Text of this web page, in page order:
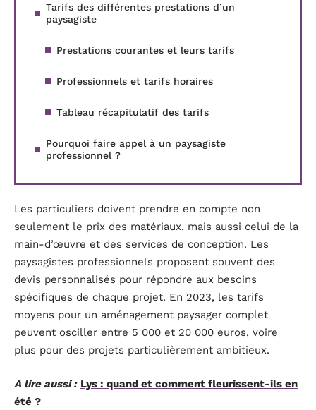
Tarifs des différentes prestations d’un
paysagiste
Prestations courantes et leurs tarifs
Professionnels et tarifs horaires
Tableau récapitulatif des tarifs
Pourquoi faire appel à un paysagiste
professionnel ?
Les particuliers doivent prendre en compte non
seulement le prix des matériaux, mais aussi celui de la
main-d’œuvre et des services de conception. Les
paysagistes professionnels proposent souvent des
devis personnalisés pour répondre aux besoins
spécifiques de chaque projet. En 2023, les tarifs
moyens pour un aménagement paysager complet
peuvent osciller entre 5 000 et 20 000 euros, voire
plus pour des projets particulièrement ambitieux.
A lire aussi : Lys : quand et comment fleurissent-ils en
été ?